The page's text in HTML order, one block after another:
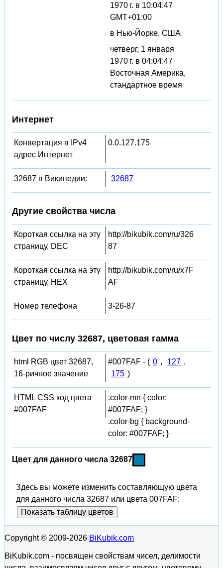
1970 г. в 10:04:47
GMT+01:00
в Нью-Йорке, США
четверг, 1 января
1970 г. в 04:04:47
Восточная Америка,
стандартное время
Интернет
Конвертация в IPv4
адрес Интернет
0.0.127.175
32687 в Википедии: 32687
Другие свойства числа
Короткая ссылка на эту
страницу, DEC
http://bikubik.com/ru/326
87
Короткая ссылка на эту
страницу, HEX
http://bikubik.com/ru/x7F
AF
Номер телефона 3-26-87
Цвет по числу 32687, цветовая гамма
html RGB цвет 32687,
16-ричное значение
#007FAF - ( 0 , 127 ,
175 )
HTML CSS код цвета
#007FAF
.color-mn { color:
#007FAF; }
.color-bg { background-
color: #007FAF; }
Цвет для данного числа 32687
Здесь вы можете изменить составляющую цвета
для данного числа 32687 или цвета 007FAF:
Показать таблицу цветов
Copyright © 2009-2026 BiKubik.com
BiKubik.com - посвящен свойствам чисел, делимости